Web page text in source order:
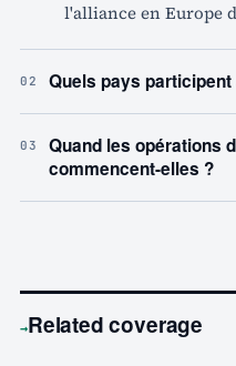
l'alliance en Europe
02 Quels pays participent
03
Quand les opérations
commencent-elles ?
→Related coverage